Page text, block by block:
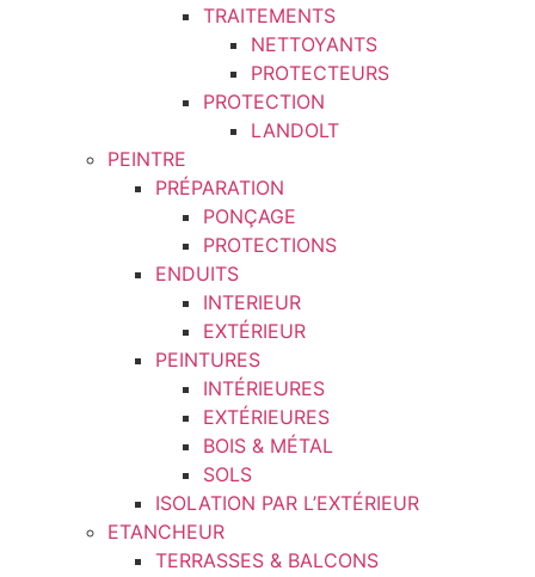
TRAITEMENTS
NETTOYANTS
PROTECTEURS
PROTECTION
LANDOLT
PEINTRE
PRÉPARATION
PONÇAGE
PROTECTIONS
ENDUITS
INTERIEUR
EXTÉRIEUR
PEINTURES
INTÉRIEURES
EXTÉRIEURES
BOIS & MÉTAL
SOLS
ISOLATION PAR L’EXTÉRIEUR
ETANCHEUR
TERRASSES & BALCONS